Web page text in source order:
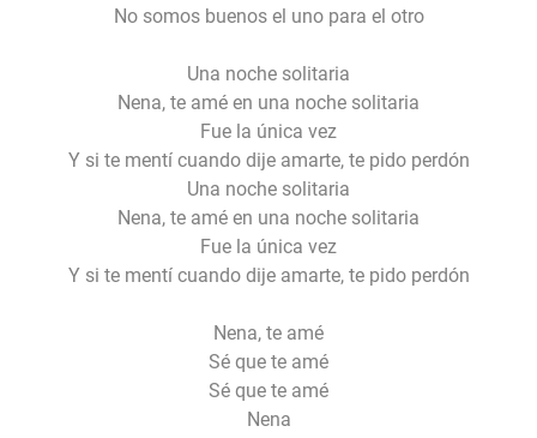
No somos buenos el uno para el otro
Una noche solitaria
Nena, te amé en una noche solitaria
Fue la única vez
Y si te mentí cuando dije amarte, te pido perdón
Una noche solitaria
Nena, te amé en una noche solitaria
Fue la única vez
Y si te mentí cuando dije amarte, te pido perdón
Nena, te amé
Sé que te amé
Sé que te amé
Nena